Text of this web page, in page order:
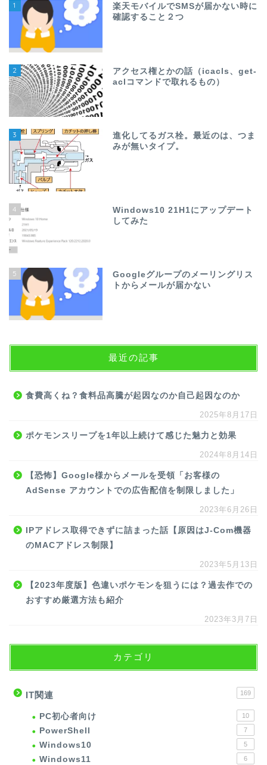
1
楽天モバイルでSMSが届かない時に
確認すること２つ
2
アクセス権とかの話（icacls、get-
aclコマンドで取れるもの）
3
進化してるガス栓。最近のは、つま
みが無いタイプ。
4
Windows10 21H1にアップデート
してみた
5
Googleグループのメーリングリス
トからメールが届かない
最近の記事
食費高くね？食料品高騰が起因なのか自己起因なのか
2025年8月17日
ポケモンスリープを1年以上続けて感じた魅力と効果
2024年8月14日
【恐怖】Google様からメールを受領「お客様の
AdSense アカウントでの広告配信を制限しました」
2023年6月26日
IPアドレス取得できずに詰まった話【原因はJ-Com機器
のMACアドレス制限】
2023年5月13日
【2023年度版】色違いポケモンを狙うには？過去作での
おすすめ厳選方法も紹介
2023年3月7日
カテゴリ
IT関連 169
PC初心者向け 10
PowerShell 7
Windows10 5
Windows11 6